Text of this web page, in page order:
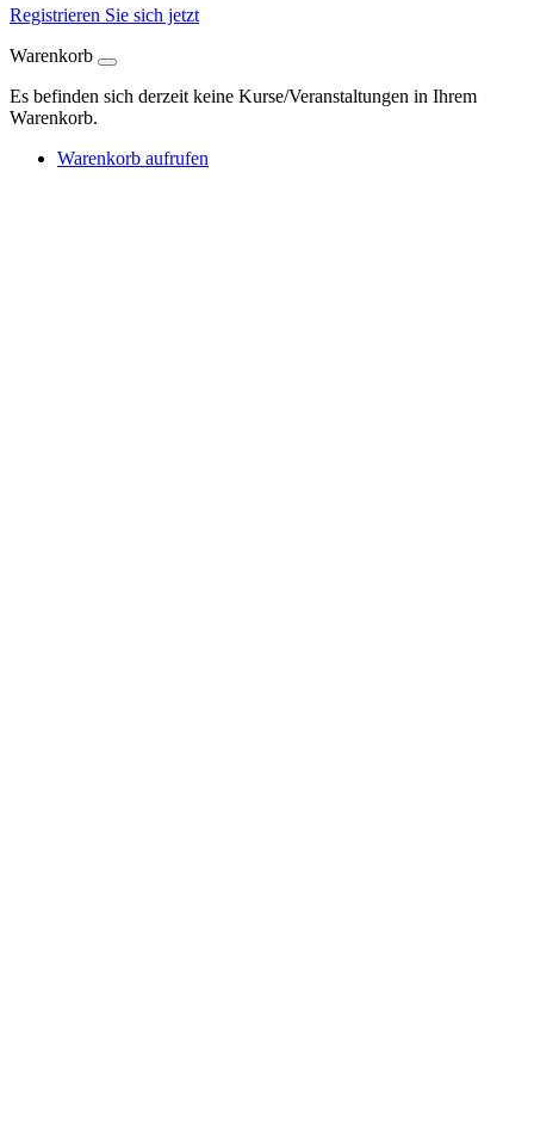
Registrieren Sie sich jetzt
Warenkorb
Es befinden sich derzeit keine Kurse/Veranstaltungen in Ihrem
Warenkorb.
Warenkorb aufrufen